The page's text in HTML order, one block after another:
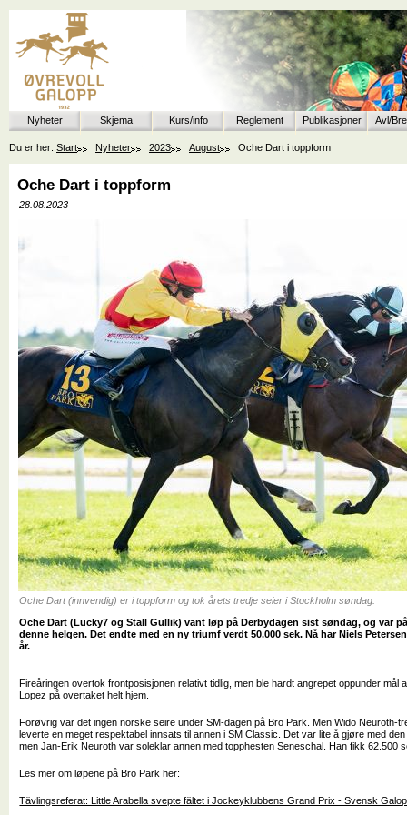
Nyheter Skjema Kurs/info Reglement Publikasjoner Avl/
Du er her: Start Nyheter 2023 August Oche Dart i toppform
Oche Dart i toppform
28.08.2023
Oche Dart (innvendig) er i toppform og tok årets tredje seier i Stockholm søndag.
Oche Dart (Lucky7 og Stall Gullik) vant løp på Derbydagen sist søndag, og var
denne helgen. Det endte med en ny triumf verdt 50.000 sek. Nå har Niels
år.
Fireåringen overtok frontposisjonen relativt tidlig, men ble hardt angrepet oppunder mål
Lopez på overtaket helt hjem.
Forøvrig var det ingen norske seire under SM-dagen på Bro Park. Men Wido Neuroth-
leverte en meget respektabel innsats til annen i SM Classic. Det var lite å gjøre med
men Jan-Erik Neuroth var soleklar annen med topphesten Seneschal. Han fikk 62.500
Les mer om løpene på Bro Park her:
Tävlingsreferat: Little Arabella svepte fältet i Jockeyklubbens Grand Prix - Svensk